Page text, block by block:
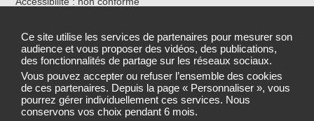
Ce site utilise les services de partenaires pour mesurer son
audience et vous proposer des vidéos, des publications,
des fonctionnalités de partage sur les réseaux sociaux.
Vous pouvez accepter ou refuser l’ensemble des cookies
de ces partenaires. Depuis la page « Personnaliser », vous
pourrez gérer individuellement ces services. Nous
conservons vos choix pendant 6 mois.
Cookies
Gestion des cookies